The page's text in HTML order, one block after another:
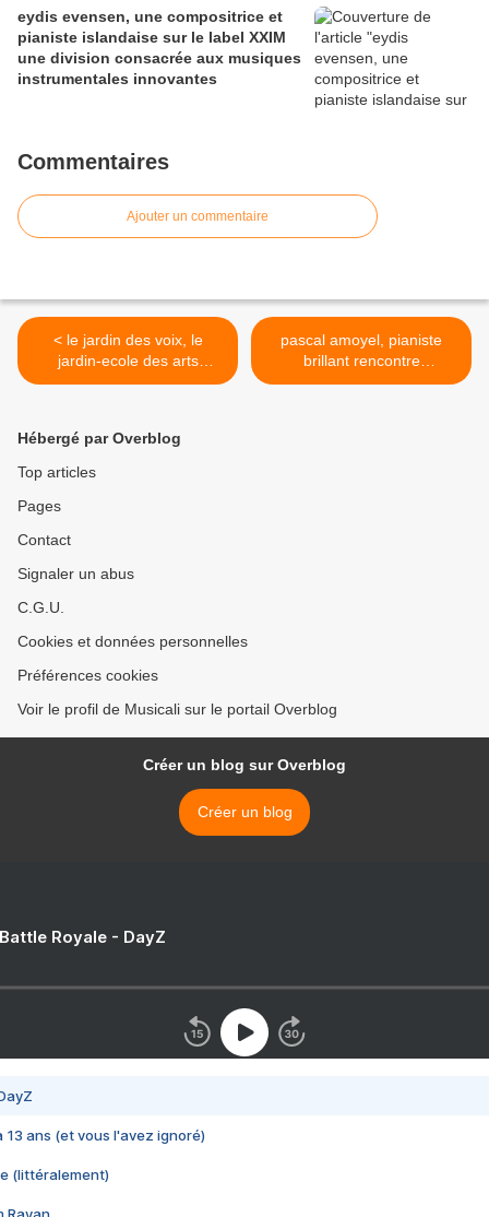
eydis evensen, une compositrice et
pianiste islandaise sur le label XXIM
une division consacrée aux musiques
instrumentales innovantes
Commentaires
Ajouter un commentaire
< le jardin des voix, le
jardin-ecole des arts
florissants de christie
pascal amoyel, pianiste
brillant rencontre
emmanuelle bertrand >
Hébergé par Overblog
Top articles
Pages
Contact
Signaler un abus
C.G.U.
Cookies et données personnelles
Préférences cookies
Voir le profil de Musicali sur le portail Overblog
Créer un blog sur Overblog
Créer un blog
Royale - DayZ
13 ans (et vous l'avez ignoré)
(littéralement)